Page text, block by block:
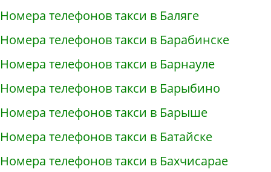
Номера телефонов такси в Баляге
Номера телефонов такси в Барабинске
Номера телефонов такси в Барнауле
Номера телефонов такси в Барыбино
Номера телефонов такси в Барыше
Номера телефонов такси в Батайске
Номера телефонов такси в Бахчисарае